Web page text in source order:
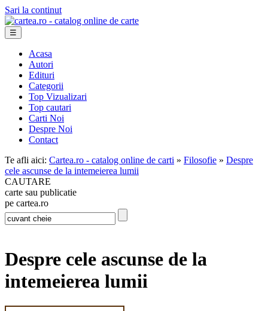
Sari la continut
☰
Acasa
Autori
Edituri
Categorii
Top Vizualizari
Top cautari
Carti Noi
Despre Noi
Contact
Te afli aici: Cartea.ro - catalog online de carti » Filosofie » Despre
cele ascunse de la intemeierea lumii
CAUTARE
carte sau publicatie
pe cartea.ro
Despre cele ascunse de la
intemeierea lumii